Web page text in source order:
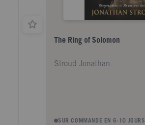
The Ring of Solomon
Stroud Jonathan
SUR COMMANDE EN 6-10 JOURS